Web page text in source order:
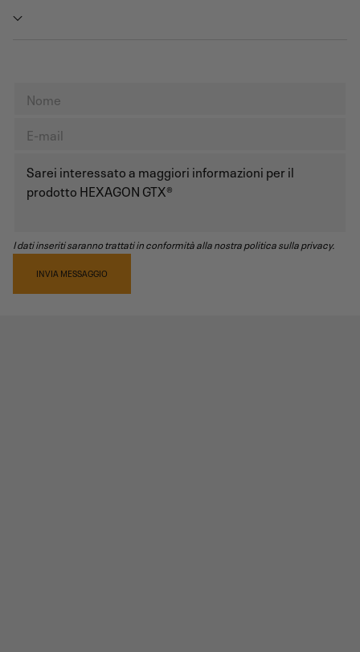
I dati inseriti saranno trattati in conformità alla nostra politica sulla privacy.
INVIA MESSAGGIO